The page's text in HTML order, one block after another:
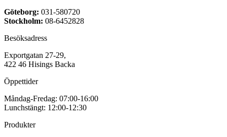
Göteborg: 031-580720
Stockholm: 08-6452828
Besöksadress
Exportgatan 27-29,
422 46 Hisings Backa
Öppettider
Måndag-Fredag: 07:00-16:00
Lunchstängt: 12:00-12:30
Produkter